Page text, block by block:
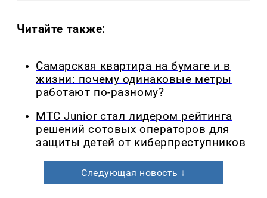
Читайте также:
Самарская квартира на бумаге и в
жизни: почему одинаковые метры
работают по-разному?
МТС Junior стал лидером рейтинга
решений сотовых операторов для
защиты детей от киберпреступников
Следующая новость ↓